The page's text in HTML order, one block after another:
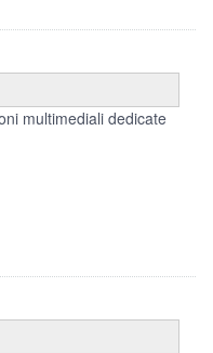
multimediali dedicate